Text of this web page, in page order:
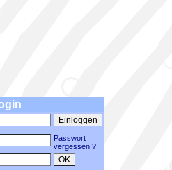
Passwort
vergessen ?